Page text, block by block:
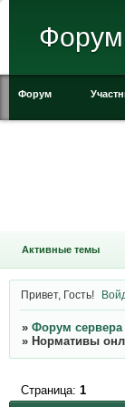
Форум
Форум
Активные темы
Привет, Гость!
» Форум сервера
» Нормативы
Страница: 1